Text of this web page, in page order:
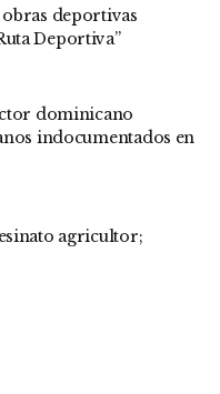
deportivas
Deportiva”
dominicano
indocumentados en
agricultor;